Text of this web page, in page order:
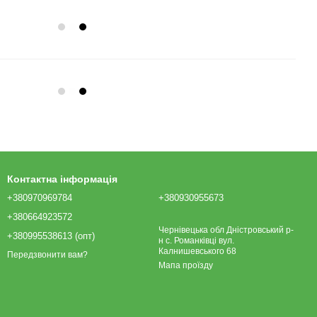
Контактна інформація
+380970969784
+380664923572
+380995538613 (опт)
Передзвонити вам?
+380930955673
Чернівецька обл Дністровський р-
н с. Романківці вул.
Калнишевського 68
Мапа проїзду